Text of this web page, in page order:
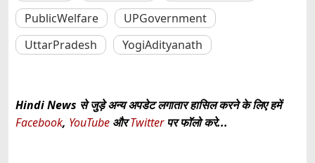
PublicWelfare
UPGovernment
UttarPradesh
YogiAdityanath
Hindi News से जुड़े अन्य अपडेट लगातार हासिल करने के लिए हमें
Facebook, YouTube औरTwitterपर फॉलो करे...